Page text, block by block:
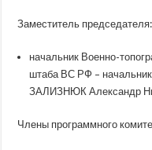
Заместитель председателя:
начальник Военно-
штаба ВС РФ –
ЗАЛИЗНЮК Александр
Члены программного